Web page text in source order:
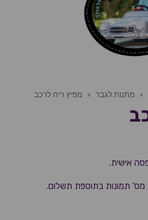
» מתנות לגבר » מפיץ ריח לרכב
אישית.
מס' תמונות בתוספת תשלום.